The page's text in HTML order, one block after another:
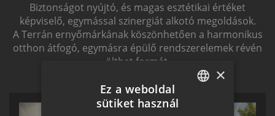
Biztonságot nyújtó, és magas esztétikai értéket
képviselő, egymással szinergiát alkotó megoldások.
A Terrán ernyőmárkának köszönhetően a harmonikus
otthon átfogó, egymásra épülő rendszerelemek révén
ölthet formát.
HUNGARIAN
×
Ez a weboldal
sütiket használ